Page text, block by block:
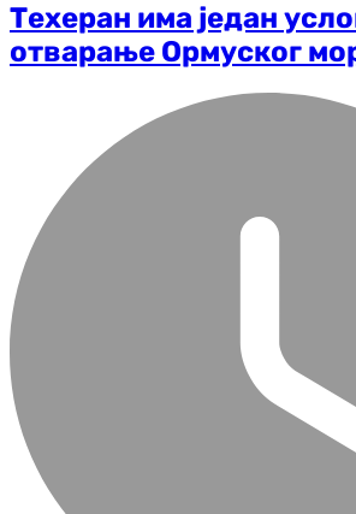
Техеран има један
отварање Ормуског